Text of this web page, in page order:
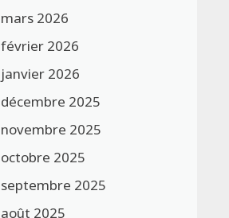
mars 2026
février 2026
janvier 2026
décembre 2025
novembre 2025
octobre 2025
septembre 2025
août 2025